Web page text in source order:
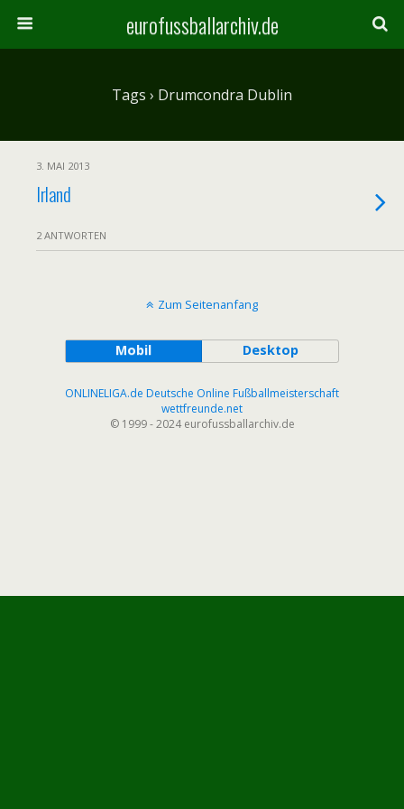
eurofussballarchiv.de
Tags › Drumcondra Dublin
3. MAI 2013
Irland
2 ANTWORTEN
Zum Seitenanfang
Mobil Desktop
ONLINELIGA.de Deutsche Online Fußballmeisterschaft
wettfreunde.net
© 1999 - 2024 eurofussballarchiv.de